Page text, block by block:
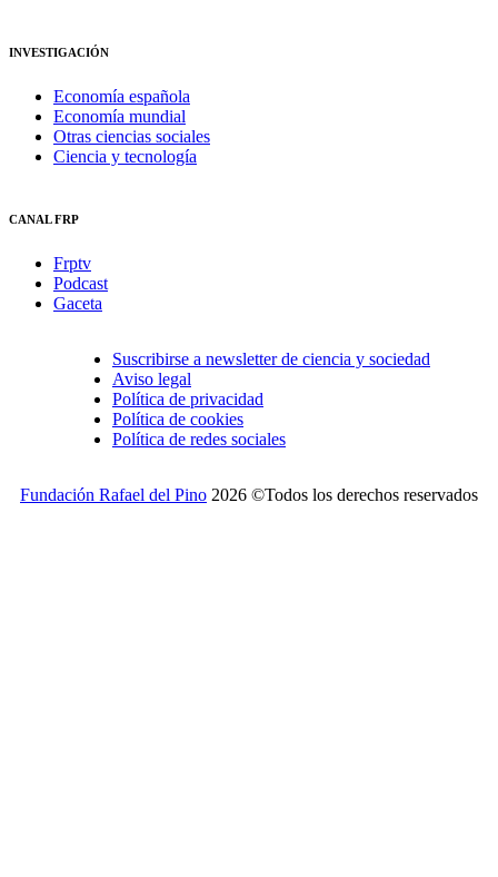
INVESTIGACIÓN
Economía española
Economía mundial
Otras ciencias sociales
Ciencia y tecnología
CANAL FRP
Frptv
Podcast
Gaceta
Suscribirse a newsletter de ciencia y sociedad
Aviso legal
Política de privacidad
Política de cookies
Política de redes sociales
Fundación Rafael del Pino 2026 ©Todos los derechos reservados